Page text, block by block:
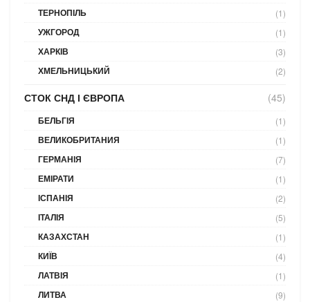
ТЕРНОПІЛЬ (1)
УЖГОРОД (1)
ХАРКІВ (3)
ХМЕЛЬНИЦЬКИЙ (2)
СТОК СНД І ЄВРОПА (45)
БЕЛЬГІЯ (1)
ВЕЛИКОБРИТАНИЯ (1)
ГЕРМАНІЯ (7)
ЕМІРАТИ (1)
ІСПАНІЯ (2)
ІТАЛІЯ (5)
КАЗАХСТАН (1)
КИЇВ (4)
ЛАТВІЯ (1)
ЛИТВА (9)